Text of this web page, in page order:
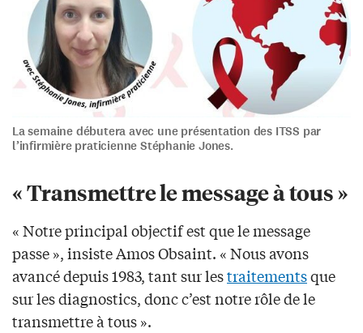
La semaine débutera avec une présentation des ITSS par
l’infirmière praticienne Stéphanie Jones.
« Transmettre le message à tous »
« Notre principal objectif est que le message
passe », insiste Amos Obsaint. « Nous avons
avancé depuis 1983, tant sur lestraitementsque
sur les diagnostics, donc c’est notre rôle de le
transmettre à tous ».